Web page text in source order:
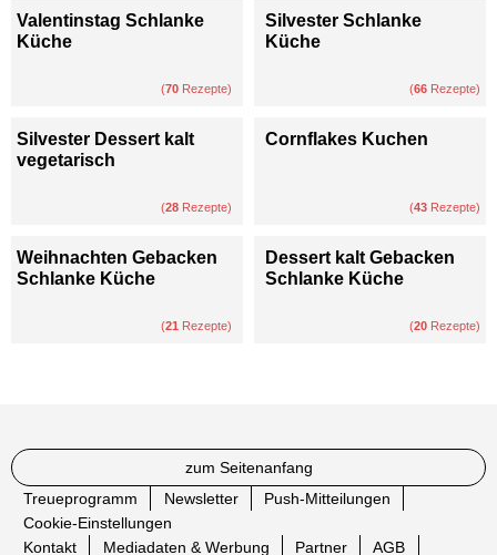
Valentinstag Schlanke
Küche
(70 Rezepte)
Silvester Schlanke
Küche
(66 Rezepte)
Silvester Dessert kalt
vegetarisch
(28 Rezepte)
Cornflakes Kuchen
(43 Rezepte)
Weihnachten Gebacken
Schlanke Küche
(21 Rezepte)
Dessert kalt Gebacken
Schlanke Küche
(20 Rezepte)
zum Seitenanfang
Treueprogramm
Newsletter
Push-Mitteilungen
Cookie-Einstellungen
Kontakt
Mediadaten & Werbung Partner AGB